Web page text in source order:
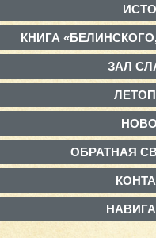
КНИГА
ЗАЛ
ОБРАТНАЯ